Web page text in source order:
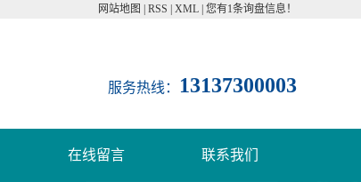
网站地图 RSS XML 您有1条询盘信息！
服务热线： 13137300003
在线留言 联系我们